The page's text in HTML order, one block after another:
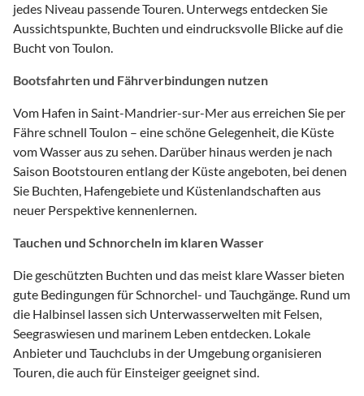
jedes Niveau passende Touren. Unterwegs entdecken Sie
Aussichtspunkte, Buchten und eindrucksvolle Blicke auf die
Bucht von Toulon.
Bootsfahrten und Fährverbindungen nutzen
Vom Hafen in Saint-Mandrier-sur-Mer aus erreichen Sie per
Fähre schnell Toulon – eine schöne Gelegenheit, die Küste
vom Wasser aus zu sehen. Darüber hinaus werden je nach
Saison Bootstouren entlang der Küste angeboten, bei denen
Sie Buchten, Hafengebiete und Küstenlandschaften aus
neuer Perspektive kennenlernen.
Tauchen und Schnorcheln im klaren Wasser
Die geschützten Buchten und das meist klare Wasser bieten
gute Bedingungen für Schnorchel- und Tauchgänge. Rund um
die Halbinsel lassen sich Unterwasserwelten mit Felsen,
Seegraswiesen und marinem Leben entdecken. Lokale
Anbieter und Tauchclubs in der Umgebung organisieren
Touren, die auch für Einsteiger geeignet sind.